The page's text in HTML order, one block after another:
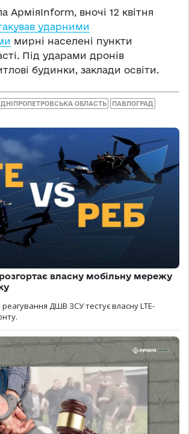
АрміяInform, вночі 12 квітня
ударними
мирні населені пункти
Під ударами дронів
будинки, заклади освіти.
ДНІПРОПЕТРОВСЬКА ОБЛАСТЬ ПАВЛОГРАД
власну мобільну мережу
ДШВ ЗСУ тестує власну LTE-